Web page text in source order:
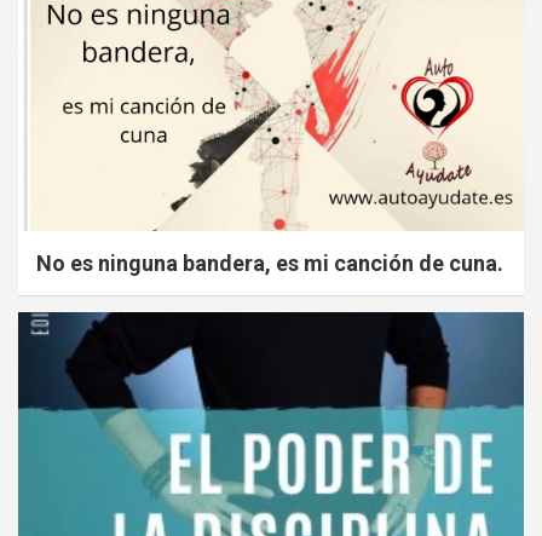
No es ninguna bandera, es mi canción de cuna.